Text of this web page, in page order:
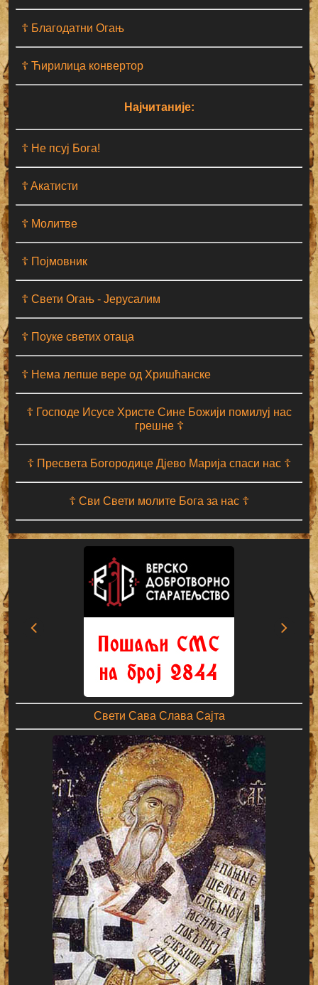
☦ Благодатни Огањ
☦ Ћирилица конвертор
Најчитаније:
☦ Не псуј Бога!
☦ Aкатисти
☦ Молитве
☦ Појмовник
☦ Свети Огањ - Јерусалим
☦ Поуке светих отаца
☦ Нема лепше вере од Хришћанске
☦ Господе Исусе Христе Сине Божији помилуј нас
грешне ☦
☦ Пресвета Богородице Дјево Марија спаси нас ☦
☦ Сви Свети молите Бога за нас ☦
Свети Сава Слава Сајта